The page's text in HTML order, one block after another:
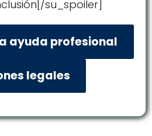
su_spoiler]
ayuda profesional
legales